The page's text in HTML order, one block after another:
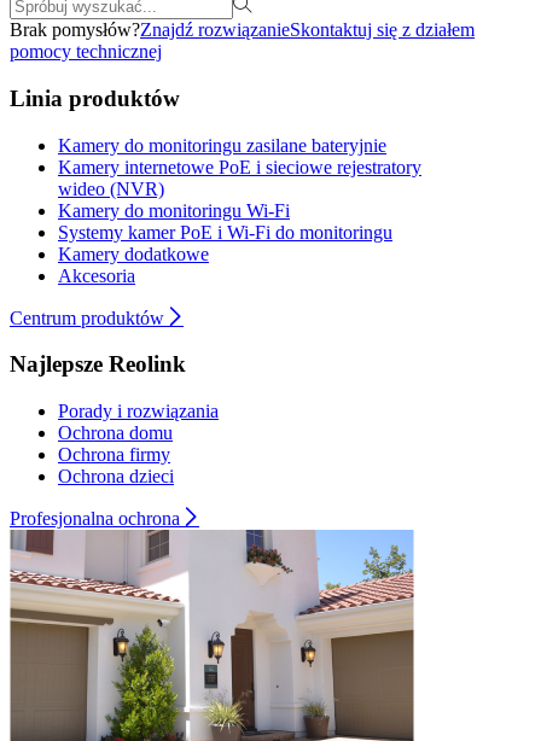
Brak pomysłów?Znajdź rozwiązanieSkontaktuj się z działem
pomocy technicznej
Linia produktów
Kamery do monitoringu zasilane bateryjnie
Kamery internetowe PoE i sieciowe rejestratory
wideo (NVR)
Kamery do monitoringu Wi-Fi
Systemy kamer PoE i Wi-Fi do monitoringu
Kamery dodatkowe
Akcesoria
Centrum produktów
Najlepsze Reolink
Porady i rozwiązania
Ochrona domu
Ochrona firmy
Ochrona dzieci
Profesjonalna ochrona